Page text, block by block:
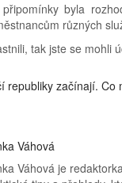
byla
různých
tak jste se mohli
republiky začínají. Co
Váhová
Váhová je